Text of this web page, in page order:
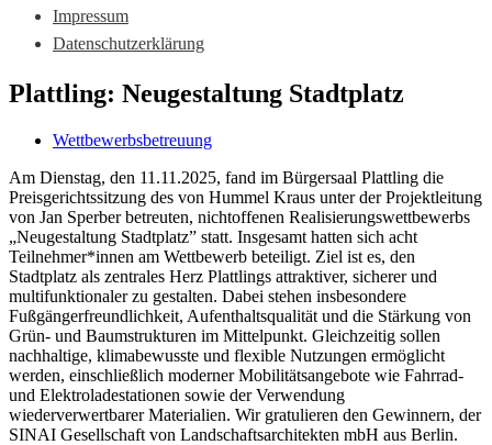
Impressum
Datenschutzerklärung
Plattling: Neugestaltung Stadtplatz
Wettbewerbsbetreuung
Am Dienstag, den 11.11.2025, fand im Bürgersaal Plattling die
Preisgerichtssitzung des von Hummel Kraus unter der Projektleitung
von Jan Sperber betreuten, nichtoffenen Realisierungswettbewerbs
„Neugestaltung Stadtplatz” statt. Insgesamt hatten sich acht
Teilnehmer*innen am Wettbewerb beteiligt. Ziel ist es, den
Stadtplatz als zentrales Herz Plattlings attraktiver, sicherer und
multifunktionaler zu gestalten. Dabei stehen insbesondere
Fußgängerfreundlichkeit, Aufenthaltsqualität und die Stärkung von
Grün- und Baumstrukturen im Mittelpunkt. Gleichzeitig sollen
nachhaltige, klimabewusste und flexible Nutzungen ermöglicht
werden, einschließlich moderner Mobilitätsangebote wie Fahrrad-
und Elektroladestationen sowie der Verwendung
wiederverwertbarer Materialien. Wir gratulieren den Gewinnern, der
SINAI Gesellschaft von Landschaftsarchitekten mbH aus Berlin.